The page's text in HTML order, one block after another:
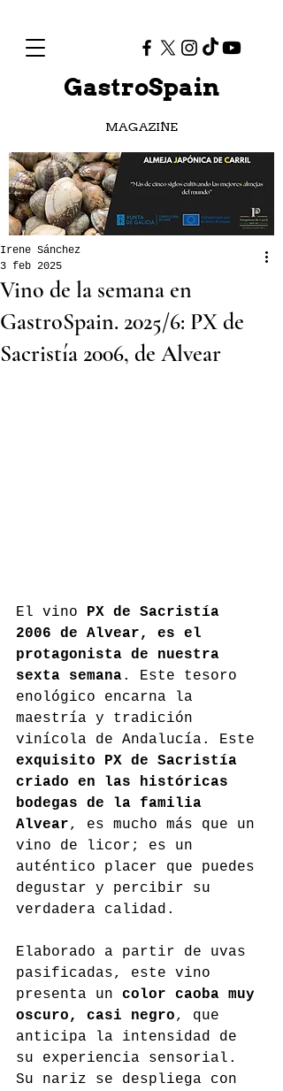
GastroSpain
MAGAZINE
Vino de la semana en
GastroSpain. 2025/6: PX de
Sacristía 2006, de Alvear
Irene Sánchez
3 feb 2025
El vino
PX de Sacristía
2006 de Alvear, es el
protagonista de nuestra
sexta semana. Este tesoro
enológico encarna la
maestría y tradición
vinícola de Andalucía. Este
exquisito PX de Sacristía
criado en las históricas
bodegas de la familia
Alvear, es mucho más que un
vino de licor; es un
auténtico placer que puedes
degustar y percibir su
verdadera calidad.
Elaborado a partir de uvas
pasificadas, este vino
presenta un color caoba muy
oscuro, casi negro, que
anticipa la intensidad de
su experiencia sensorial.
Su nariz se despliega con